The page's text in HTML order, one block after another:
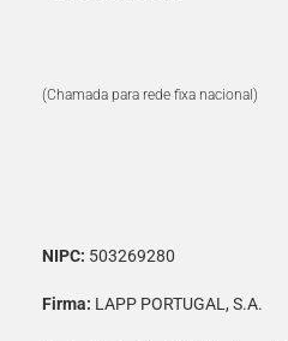
(Chamada para rede fixa nacional)
NIPC: 503269280
Firma: LAPP PORTUGAL, S.A.